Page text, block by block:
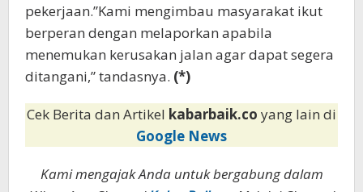
pekerjaan.”Kami mengimbau masyarakat ikut
berperan dengan melaporkan apabila
menemukan kerusakan jalan agar dapat segera
ditangani,” tandasnya. (*)
Cek Berita dan Artikel kabarbaik.co yang lain di
Google News
Kami mengajak Anda untuk bergabung dalam